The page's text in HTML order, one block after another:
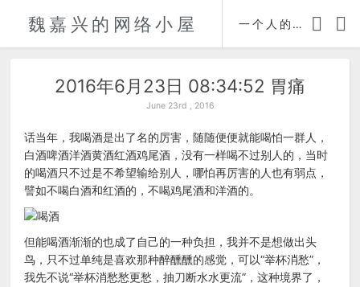
魏嘉兴的网络小屋 一个人的自传 时间轴
2016年6月23日 08:34:52 胃痛
June 23rd , 2016
话当年，我喝酒是出了名的厉害，随随便便就能喝怕一群人，
白酒啤酒洋酒黄酒红酒鸡尾酒，没有一样喝不过别人的，当时
的喝酒只不过是不希望输给别人，哪怕再厉害的人也有弱点，
譬如不喝白酒和红酒的，不喝鸡尾酒和洋酒的。
但能喝酒渐渐的也成了自己的一种负担，我并不是想做出头
鸟，只不过单纯是喜欢那种醉醺醺的感觉，可以“举杯消愁”，
我先不说“举杯消愁愁更愁，抽刀断水水更流”，这种境界了，